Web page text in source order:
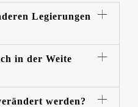
Legierungen
in der Weite
werden?